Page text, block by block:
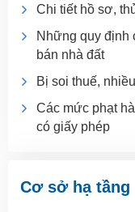
Chi tiết hồ sơ,
Những quy định
bán nhà đất
Bị soi thuế,
Các mức phạt
có giấy phép
Cơ sở hạ tầng